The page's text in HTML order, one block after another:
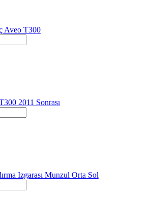
Aveo T300
2011 Sonrası
Izgarası Munzul Orta Sol